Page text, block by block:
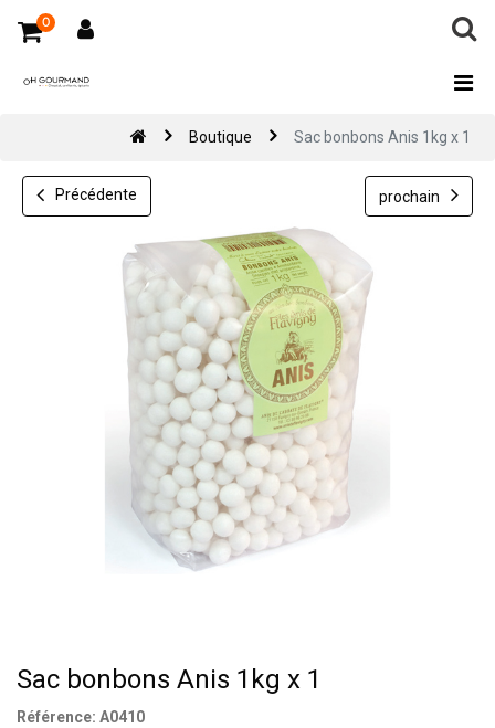
0
Boutique Sac bonbons Anis 1kg x 1
Précédente prochain
Sac bonbons Anis 1kg x 1
Référence: A0410